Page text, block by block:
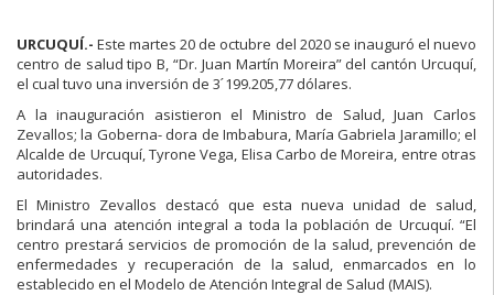
URCUQUÍ.- Este martes 20 de octubre del 2020 se inauguró el nuevo
centro de salud tipo B, “Dr. Juan Martín Moreira” del cantón Urcuquí,
el cual tuvo una inversión de 3 ́199.205,77 dólares.
A la inauguración asistieron el Ministro de Salud, Juan Carlos
Zevallos; la Goberna- dora de Imbabura, María Gabriela Jaramillo; el
Alcalde de Urcuquí, Tyrone Vega, Elisa Carbo de Moreira, entre otras
autoridades.
El Ministro Zevallos destacó que esta nueva unidad de salud,
brindará una atención integral a toda la población de Urcuquí. “El
centro prestará servicios de promoción de la salud, prevención de
enfermedades y recuperación de la salud, enmarcados en lo
establecido en el Modelo de Atención Integral de Salud (MAIS).